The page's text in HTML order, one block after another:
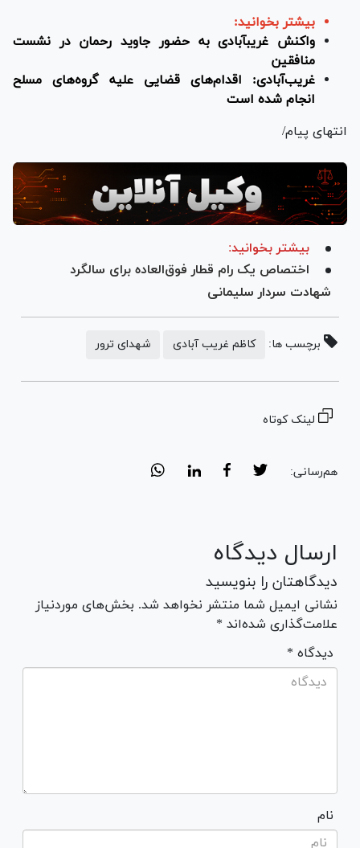
بیشتر بخوانید:
واکنش غریب‎آبادی به حضور جاوید رحمان در نشست
منافقین
غریب‌آبادی: اقدام‌های قضایی علیه گروه‌های مسلح
انجام شده است
انتهای پیام/
بیشتر بخوانید:
اختصاص یک رام قطار فوق‌العاده برای سالگرد
شهادت سردار سلیمانی
برچسب ها: کاظم غریب آبادی شهدای ترور
لینک کوتاه
هم‌رسانی:
ارسال دیدگاه
دیدگاهتان را بنویسید
نشانی ایمیل شما منتشر نخواهد شد. بخش‌های موردنیاز
علامت‌گذاری شده‌اند *
* دیدگاه
نام